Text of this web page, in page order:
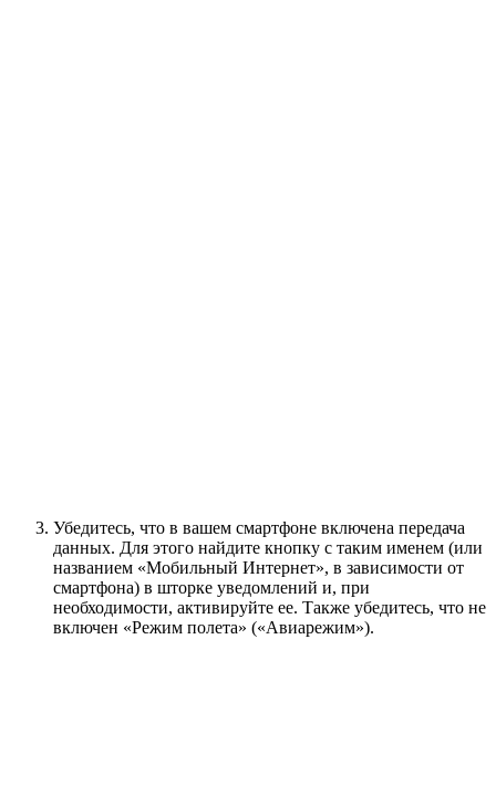
Убедитесь, что в вашем смартфоне включена передача
данных. Для этого найдите кнопку с таким именем (или
названием «Мобильный Интернет», в зависимости от
смартфона) в шторке уведомлений и, при
необходимости, активируйте ее. Также убедитесь, что не
включен «Режим полета» («Авиарежим»).